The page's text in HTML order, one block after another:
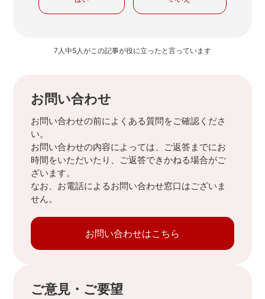
7人中5人がこの記事が役に立ったと言っています
お問い合わせ
お問い合わせの前によくある質問をご確認くださ
い。
お問い合わせの内容によっては、ご返答までにお
時間をいただいたり、ご返答できかねる場合がご
ざいます。
なお、お電話によるお問い合わせ窓口はございま
せん。
お問い合わせはこちら
ご意見・ご要望